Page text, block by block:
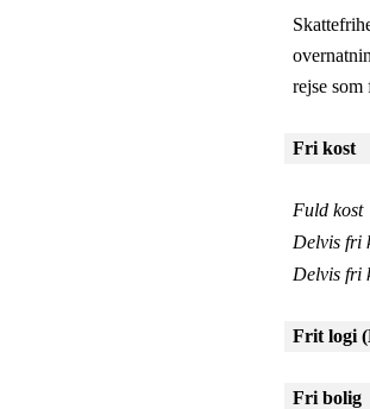
rejse
Fri kost
Fuld kost
Delvis fri
Delvis fri
Frit logi
Fri bolig